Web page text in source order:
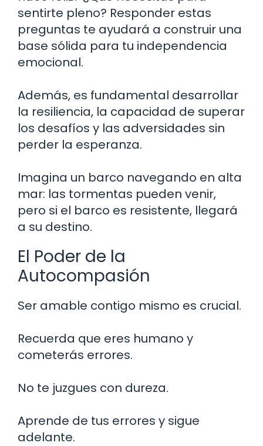
sentirte pleno? Responder estas
preguntas te ayudará a construir una
base sólida para tu independencia
emocional.
Además, es fundamental desarrollar
la resiliencia, la capacidad de superar
los desafíos y las adversidades sin
perder la esperanza.
Imagina un barco navegando en alta
mar: las tormentas pueden venir,
pero si el barco es resistente, llegará
a su destino.
El Poder de la
Autocompasión
Ser amable contigo mismo es crucial.
Recuerda que eres humano y
cometerás errores.
No te juzgues con dureza.
Aprende de tus errores y sigue
adelante.